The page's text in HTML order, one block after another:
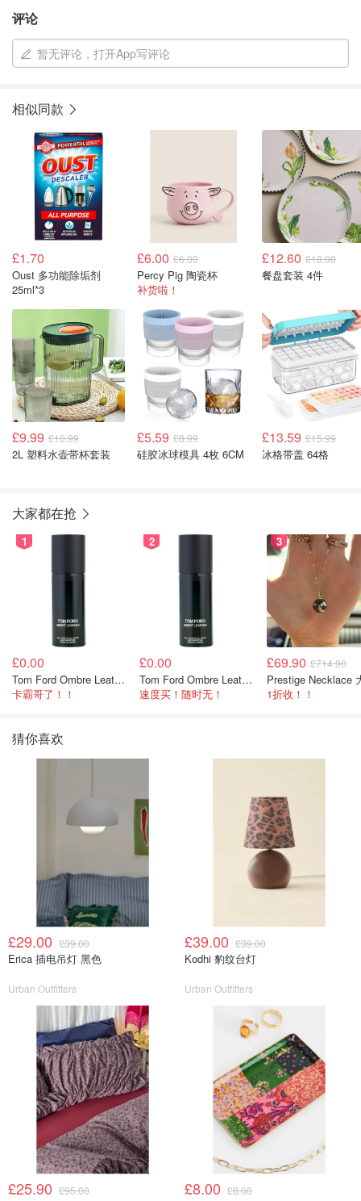
评论
暂无评论，打开App写评论
相似同款
£1.70
Oust 多功能除垢剂
25ml*3
£6.00 £6.00
Percy Pig 陶瓷杯
补货啦！
£12.60 £18.00
餐盘套装 4件
£9.99 £10.99
2L 塑料水壶带杯套装
£5.59 £8.99
硅胶冰球模具 4枚 6CM
£13.59 £15.99
冰格带盖 64格
大家都在抢
1
£0.00
Tom Ford Ombre Leather 身体喷雾 150ml
卡霸哥了！！
2
£0.00
Tom Ford Ombre Leather 全身喷雾 150ml
速度买！随时无！
3
£69.90 £714.90
1折收！！
猜你喜欢
£29.00 £39.00
Erica 插电吊灯 黑色
Urban Outfitters
£39.00 £39.00
Kodhi 豹纹台灯
Urban Outfitters
£25.90 £95.00 £8.00 £8.00